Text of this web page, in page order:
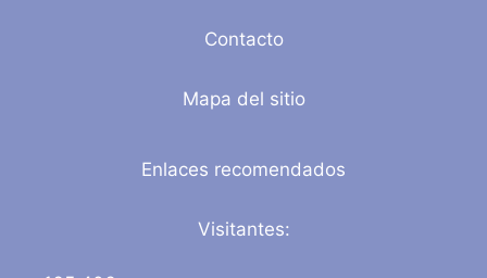
Contacto
Mapa del sitio
Enlaces recomendados
Visitantes: